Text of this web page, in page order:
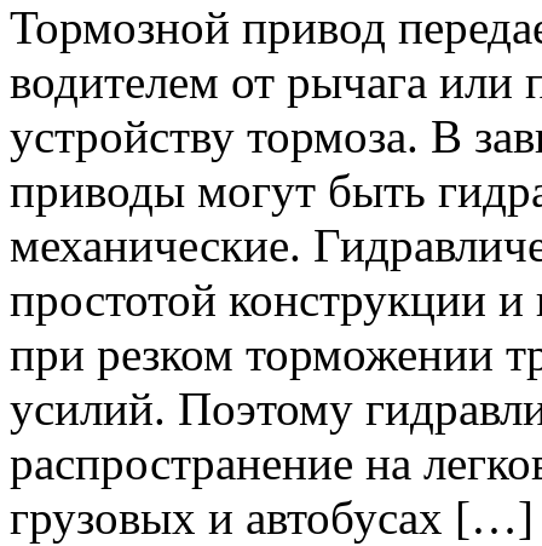
Тормозной привод
водителем от рычага
устройству тормоза. В
приводы могут быть
механические.
простотой конструкции
при резком торможении
усилий. Поэтому
распространение на
грузовых и автобусах […]